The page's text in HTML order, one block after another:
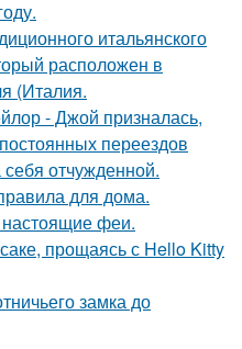
итальянского
расположен в
(Италия.
- Джой призналась,
переездов
отчужденной.
для дома.
настоящие феи.
прощаясь с Hello Kitty
замка до